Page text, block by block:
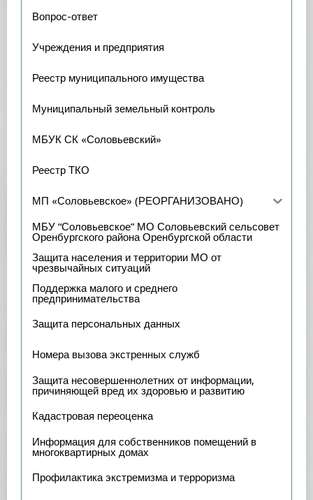
Вопрос-ответ
Учреждения и предприятия
Реестр муниципального имущества
Муниципальный земельный контроль
МБУК СК «Соловьевский»
Реестр ТКО
МП «Соловьевское» (РЕОРГАНИЗОВАНО)
МБУ “Соловьевское” МО Соловьевский сельсовет
Оренбургского района Оренбургской области
Защита населения и территории МО от
чрезвычайных ситуаций
Поддержка малого и среднего
предпринимательства
Защита персональных данных
Номера вызова экстренных служб
Защита несовершеннолетних от информации,
причиняющей вред их здоровью и развитию
Кадастровая переоценка
Информация для собственников помещений в
многоквартирных домах
Профилактика экстремизма и терроризма